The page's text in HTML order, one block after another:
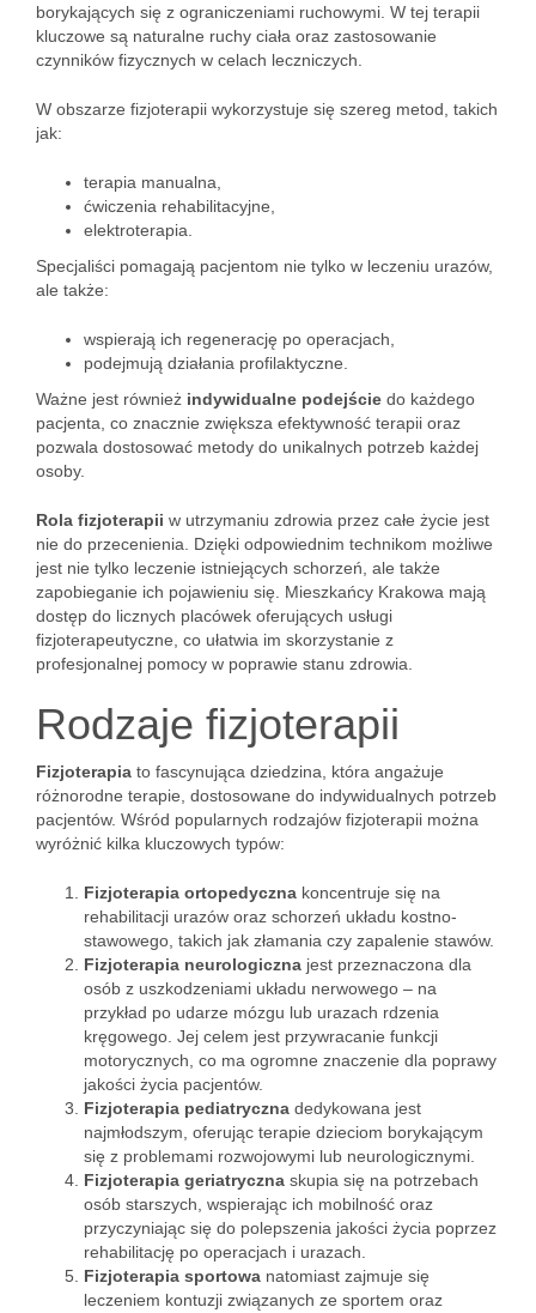
borykających się z ograniczeniami ruchowymi. W tej terapii
kluczowe są naturalne ruchy ciała oraz zastosowanie
czynników fizycznych w celach leczniczych.
W obszarze fizjoterapii wykorzystuje się szereg metod, takich
jak:
terapia manualna,
ćwiczenia rehabilitacyjne,
elektroterapia.
Specjaliści pomagają pacjentom nie tylko w leczeniu urazów,
ale także:
wspierają ich regenerację po operacjach,
podejmują działania profilaktyczne.
Ważne jest również indywidualne podejście do każdego
pacjenta, co znacznie zwiększa efektywność terapii oraz
pozwala dostosować metody do unikalnych potrzeb każdej
osoby.
Rola fizjoterapii w utrzymaniu zdrowia przez całe życie jest
nie do przecenienia. Dzięki odpowiednim technikom możliwe
jest nie tylko leczenie istniejących schorzeń, ale także
zapobieganie ich pojawieniu się. Mieszkańcy Krakowa mają
dostęp do licznych placówek oferujących usługi
fizjoterapeutyczne, co ułatwia im skorzystanie z
profesjonalnej pomocy w poprawie stanu zdrowia.
Rodzaje fizjoterapii
Fizjoterapia to fascynująca dziedzina, która angażuje
różnorodne terapie, dostosowane do indywidualnych potrzeb
pacjentów. Wśród popularnych rodzajów fizjoterapii można
wyróżnić kilka kluczowych typów:
Fizjoterapia ortopedyczna koncentruje się na
rehabilitacji urazów oraz schorzeń układu kostno-
stawowego, takich jak złamania czy zapalenie stawów.
Fizjoterapia neurologiczna jest przeznaczona dla
osób z uszkodzeniami układu nerwowego – na
przykład po udarze mózgu lub urazach rdzenia
kręgowego. Jej celem jest przywracanie funkcji
motorycznych, co ma ogromne znaczenie dla poprawy
jakości życia pacjentów.
Fizjoterapia pediatryczna dedykowana jest
najmłodszym, oferując terapie dzieciom borykającym
się z problemami rozwojowymi lub neurologicznymi.
Fizjoterapia geriatryczna skupia się na potrzebach
osób starszych, wspierając ich mobilność oraz
przyczyniając się do polepszenia jakości życia poprzez
rehabilitację po operacjach i urazach.
Fizjoterapia sportowa natomiast zajmuje się
leczeniem kontuzji związanych ze sportem oraz